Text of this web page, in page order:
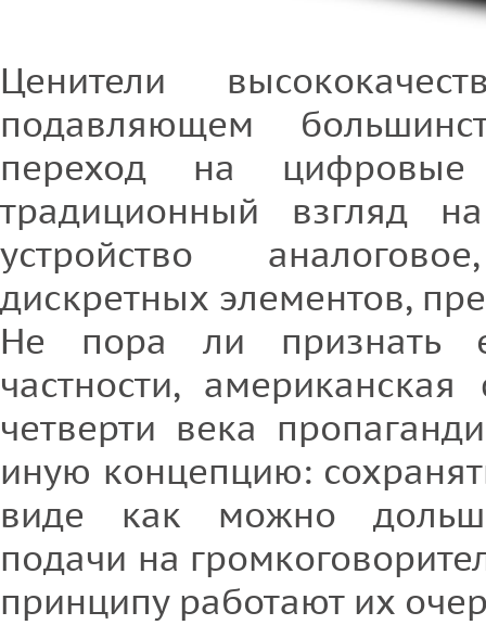
Ценители
подавляющем
переход на цифровые
традиционный взгляд
устройство
дискретных элементов,
Не пора ли признать
частности,
четверти века
иную концепцию:
виде как можно
подачи на
принципу работают их